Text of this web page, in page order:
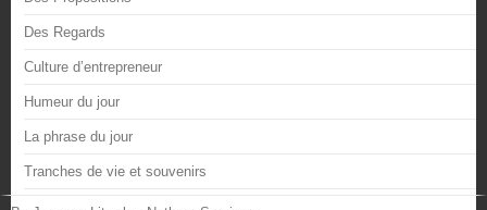
Des Regards
Culture d’entrepreneur
Humeur du jour
La phrase du jour
Tranches de vie et souvenirs